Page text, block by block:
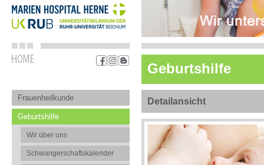
Geburtshilfe
Frauenheilkunde
Geburtshilfe
Wir über uns
Schwangerschaftskalender
Detailansicht